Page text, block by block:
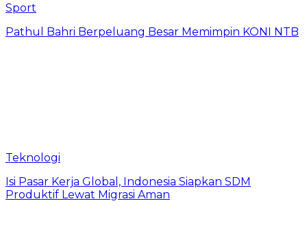
Sport
Pathul Bahri Berpeluang Besar Memimpin KONI NTB
Teknologi
​Isi Pasar Kerja Global, Indonesia Siapkan SDM
Produktif Lewat Migrasi Aman